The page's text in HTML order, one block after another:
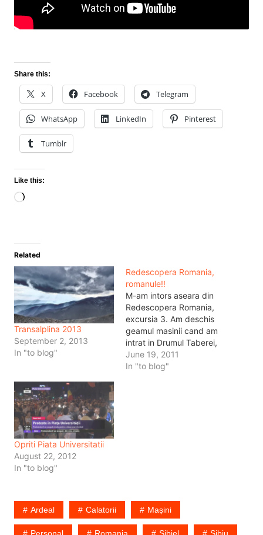
Share this:
X Facebook Telegram
WhatsApp LinkedIn Pinterest
Tumblr
Like this:
Loading…
Related
Transalplina 2013
September 2, 2013
In "to blog"
Redescopera Romania,
romanule!!
M-am intors aseara din
Redescopera Romania,
excursia 3. Am deschis
geamul masinii cand am
intrat in Drumul Taberei,
am luat o gura de aer si
am inceput sa tusesc. E
June 19, 2011
In "to blog"
Opriti Piata Universitatii
August 22, 2012
In "to blog"
Ardeal Calatorii Mașini